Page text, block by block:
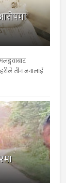
तीन जनालाई